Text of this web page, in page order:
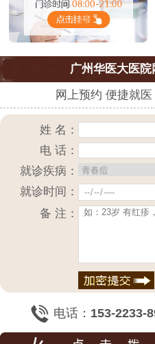
广州华医大医
网上预约 便捷就
姓 名：
电 话：
就诊疾病：
就诊时间：
备 注：
电话： 153-2233-